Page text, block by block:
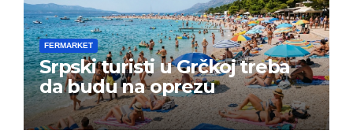
FERMARKET
Srpski turisti u Grčkoj treba
da budu na oprezu